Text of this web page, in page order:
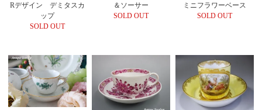
Rデザイン デミタスカ
ップ
SOLD OUT
＆ソーサー
SOLD OUT
ミニフラワーベース
SOLD OUT